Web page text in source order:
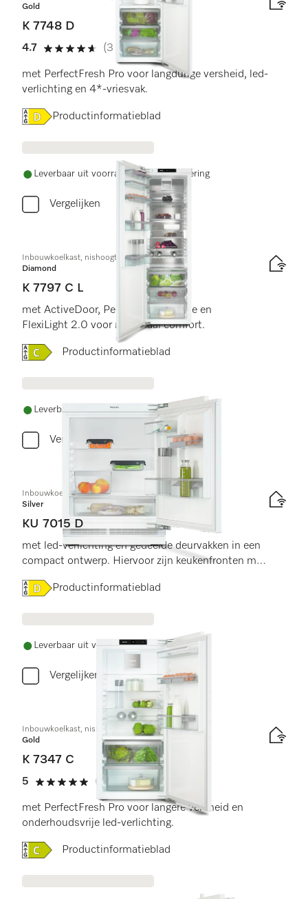
Gold
K 7748 D
4.7
4.7 sterren op 5
(3 beoordelingen)
met PerfectFresh Pro voor langdurige versheid, led-
verlichting en 4*-vriesvak.
Online Label Flag, Energielabel
Productinformatieblad
Leverbaar uit voorraad met gratis levering
Vergelijken
Inbouwkoelkast, nishoogte 178 cm
Diamond
K 7797 C L
met ActiveDoor, PerfectFresh Active en
FlexiLight 2.0 voor maximaal comfort.
Online Label Flag, Energielabel
Productinformatieblad
Leverbaar uit voorraad met gratis levering
Vergelijken
Inbouwkoelkast, nishoogte 82–88 cm
Silver
KU 7015 D
met led-verlichting en gedeelde deurvakken in een
compact ontwerp. Hiervoor zijn keukenfronten met
Online Label Flag, Energielabel
Productinformatieblad
Leverbaar uit voorraad met gratis levering
Vergelijken
Inbouwkoelkast, nishoogte 122 cm
Gold
K 7347 C
5
5 sterren op 5
(1 beoordeling)
met PerfectFresh Pro voor langere versheid en
onderhoudsvrije led-verlichting.
Online Label Flag, Energielabel
Productinformatieblad